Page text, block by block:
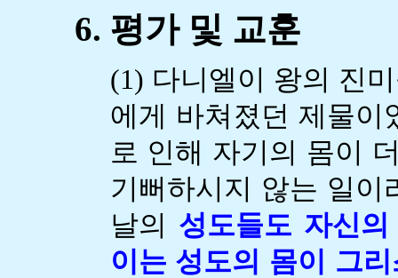
6. 평가 및 교훈
(1) 다니엘이 왕의 진
에게 바쳐졌던 제물이
로 인해 자기의 몸이
기뻐하시지 않는 일이
날의 성도들도 자신
이는 성도의 몸이 그